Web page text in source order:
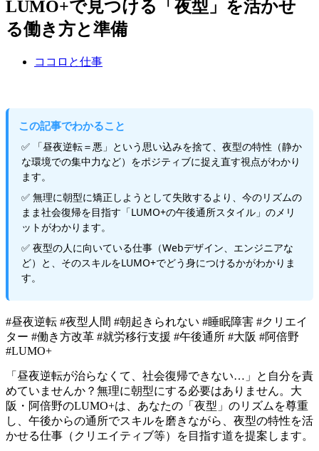
LUMO+で見つける「夜型」を活かせ
る働き方と準備
ココロと仕事
この記事でわかること
「昼夜逆転＝悪」という思い込みを捨て、夜型の特性（静か
な環境での集中力など）をポジティブに捉え直す視点がわかり
ます。
無理に朝型に矯正しようとして失敗するより、今のリズムの
まま社会復帰を目指す「LUMO+の午後通所スタイル」のメリ
ットがわかります。
夜型の人に向いている仕事（Webデザイン、エンジニアな
ど）と、そのスキルをLUMO+でどう身につけるかがわかりま
す。
#昼夜逆転 #夜型人間 #朝起きられない #睡眠障害 #クリエイ
ター #働き方改革 #就労移行支援 #午後通所 #大阪 #阿倍野
#LUMO+
「昼夜逆転が治らなくて、社会復帰できない…」と自分を責
めていませんか？無理に朝型にする必要はありません。大
阪・阿倍野のLUMO+は、あなたの「夜型」のリズムを尊重
し、午後からの通所でスキルを磨きながら、夜型の特性を活
かせる仕事（クリエイティブ等）を目指す道を提案します。